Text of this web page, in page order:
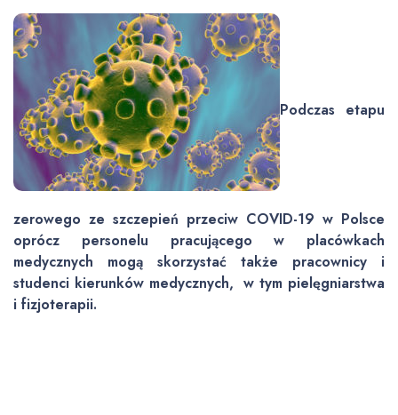
Podczas etapu
zerowego ze szczepień przeciw COVID-19 w Polsce
oprócz personelu pracującego w placówkach
medycznych mogą skorzystać także pracownicy i
studenci kierunków medycznych, w tym pielęgniarstwa
i fizjoterapii.